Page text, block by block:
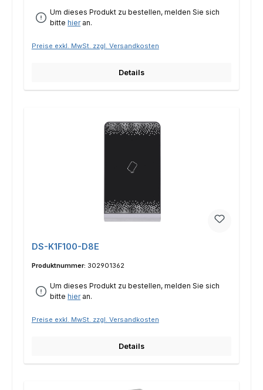
Um dieses Produkt zu bestellen, melden Sie sich
bittehieran.
Preise exkl. MwSt. zzgl. Versandkosten
Details
DS-K1F100-D8E
Produktnummer: 302901362
Um dieses Produkt zu bestellen, melden Sie sich
bittehieran.
Preise exkl. MwSt. zzgl. Versandkosten
Details